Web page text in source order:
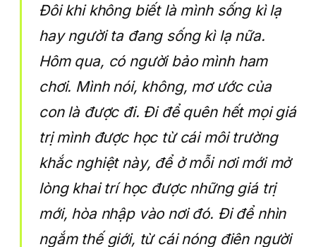
Đôi khi không biết là mình sống kì lạ
hay người ta đang sống kì lạ nữa.
Hôm qua, có người bảo mình ham
chơi. Mình nói, không, mơ ước của
con là được đi. Đi để quên hết mọi giá
trị mình được học từ cái môi trường
khắc nghiệt này, để ở mỗi nơi mới mở
lòng khai trí học được những giá trị
mới, hòa nhập vào nơi đó. Đi để nhìn
ngắm thế giới, từ cái nóng điên người